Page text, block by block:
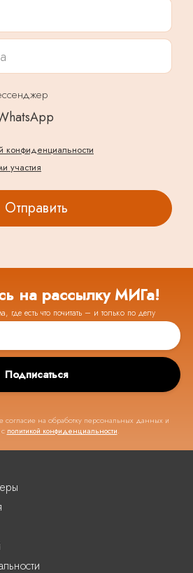
конфиденциальности
участия
на рассылку МИГа!
где есть что почитать – и только по делу
Подписаться
согласие на обработку персональных данных и
политикой конфиденциальности.